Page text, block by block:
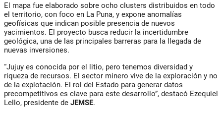
El mapa fue elaborado sobre ocho clusters distribuidos en todo
el territorio, con foco en La Puna, y expone anomalías
geofísicas que indican posible presencia de nuevos
yacimientos. El proyecto busca reducir la incertidumbre
geológica, una de las principales barreras para la llegada de
nuevas inversiones.
“Jujuy es conocida por el litio, pero tenemos diversidad y
riqueza de recursos. El sector minero vive de la exploración y no
de la explotación. El rol del Estado para generar datos
precompetitivos es clave para este desarrollo”, destacó Ezequiel
Lello, presidente de JEMSE.